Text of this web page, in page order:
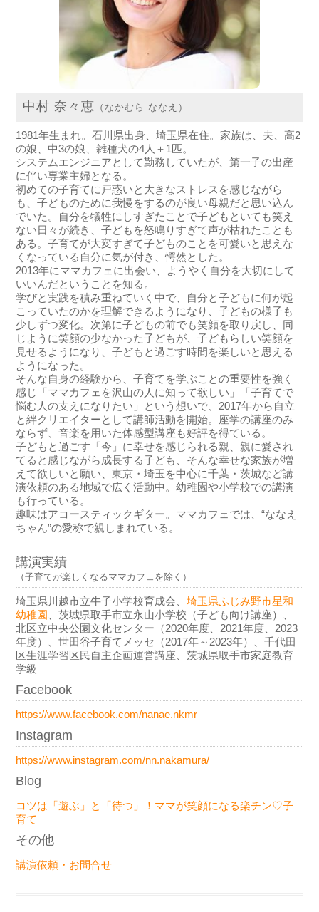
中村 奈々恵 （なかむら ななえ）
1981年生まれ。石川県出身、埼玉県在住。家族は、夫、高2
の娘、中3の娘、雑種犬の4人＋1匹。
システムエンジニアとして勤務していたが、第一子の出産
に伴い専業主婦となる。
初めての子育てに戸惑いと大きなストレスを感じながら
も、子どものために我慢をするのが良い母親だと思い込ん
でいた。自分を犠牲にしすぎたことで子どもといても笑え
ない日々が続き、子どもを怒鳴りすぎて声が枯れたことも
ある。子育てが大変すぎて子どものことを可愛いと思えな
くなっている自分に気が付き、愕然とした。
2013年にママカフェに出会い、ようやく自分を大切にして
いいんだということを知る。
学びと実践を積み重ねていく中で、自分と子どもに何が起
こっていたのかを理解できるようになり、子どもの様子も
少しずつ変化。次第に子どもの前でも笑顔を取り戻し、同
じように笑顔の少なかった子どもが、子どもらしい笑顔を
見せるようになり、子どもと過ごす時間を楽しいと思える
ようになった。
そんな自身の経験から、子育てを学ぶことの重要性を強く
感じ「ママカフェを沢山の人に知って欲しい」「子育てで
悩む人の支えになりたい」という想いで、2017年から自立
と絆クリエイターとして講師活動を開始。座学の講座のみ
ならず、音楽を用いた体感型講座も好評を得ている。
子どもと過ごす「今」に幸せを感じられる親、親に愛され
てると感じながら成長する子ども、そんな幸せな家族が増
えて欲しいと願い、東京・埼玉を中心に千葉・茨城など講
演依頼のある地域で広く活動中。幼稚園や小学校での講演
も行っている。
趣味はアコースティックギター。ママカフェでは、“ななえ
ちゃん”の愛称で親しまれている。
講演実績
（子育てが楽しくなるママカフェを除く）
埼玉県川越市立牛子小学校育成会、埼玉県ふじみ野市星和
幼稚園
、茨城県取手市立永山小学校（子ども向け講座）、
北区立中央公園文化センター（2020年度、2021年度、2023
年度）、世田谷子育てメッセ（2017年～2023年）、千代田
区生涯学習区民自主企画運営講座、茨城県取手市家庭教育
学級
Facebook
https://www.facebook.com/nanae.nkmr
Instagram
https://www.instagram.com/nn.nakamura/
Blog
コツは「遊ぶ」と「待つ」！ママが笑顔になる楽チン♡子
育て
その他
講演依頼・お問合せ